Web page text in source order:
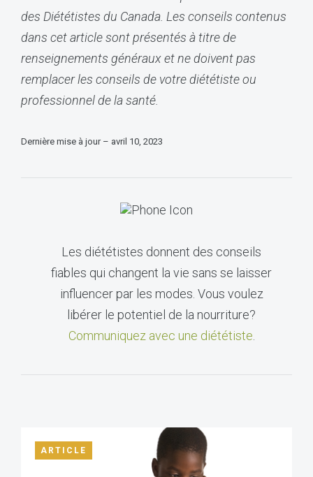
des Diététistes du Canada. Les conseils contenus
dans cet article sont présentés à titre de
renseignements généraux et ne doivent pas
remplacer les conseils de votre diététiste ou
professionnel de la santé.
Dernière mise à jour – avril 10, 2023
Les diététistes donnent des conseils
fiables qui changent la vie sans se laisser
influencer par les modes. Vous voulez
libérer le potentiel de la nourriture?
Communiquez avec une diététiste
ARTICLE